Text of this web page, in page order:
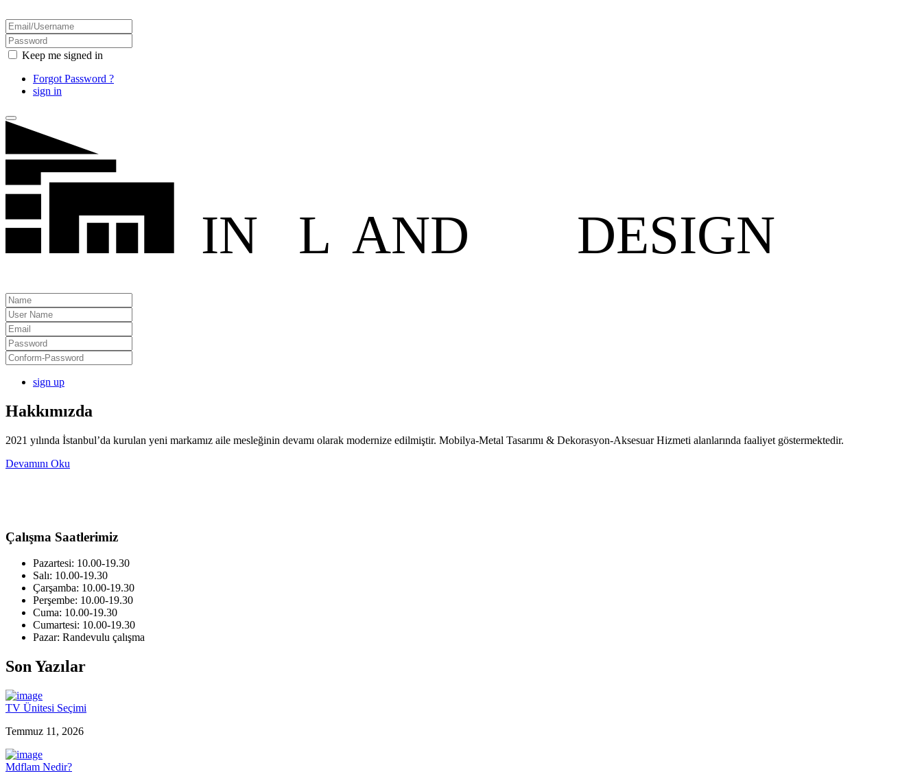
Keep me signed in
Forgot Password ?
sign in
IN L AND DESIGN
sign up
Hakkımızda
2021 yılında İstanbul’da kurulan yeni markamız aile mesleğinin devamı olarak modernize edilmiştir. Mobilya-Metal Tasarımı & Dekorasyon-Aksesuar Hizmeti alanlarında faaliyet göstermektedir.
Devamını Oku
Çalışma Saatlerimiz
Pazartesi: 10.00-19.30
Salı: 10.00-19.30
Çarşamba: 10.00-19.30
Perşembe: 10.00-19.30
Cuma: 10.00-19.30
Cumartesi: 10.00-19.30
Pazar: Randevulu çalışma
Son Yazılar
TV Ünitesi Seçimi
Temmuz 11, 2026
Mdflam Nedir?